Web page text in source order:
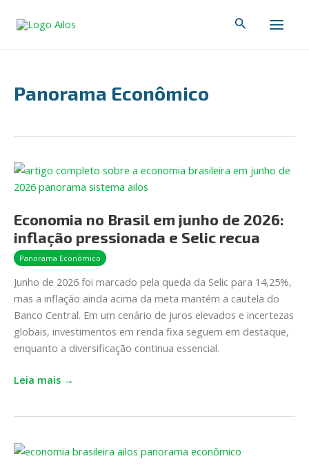
para
Pesquisar
Panorama Econômico
Economia no Brasil em junho de 2026:
inflação pressionada e Selic recua
Panorama Econômico
Junho de 2026 foi marcado pela queda da Selic para 14,25%,
mas a inflação ainda acima da meta mantém a cautela do
Banco Central. Em um cenário de juros elevados e incertezas
globais, investimentos em renda fixa seguem em destaque,
enquanto a diversificação continua essencial.
Economia
no
em
junho
de
2026:
inflação
pressionada
e
Selic
recua
Leia mais →
Economia